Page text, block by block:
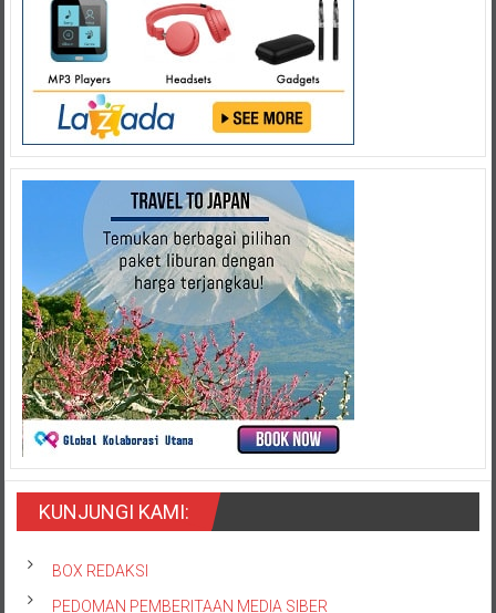
KUNJUNGI KAMI:
BOX REDAKSI
PEDOMAN PEMBERITAAN MEDIA SIBER